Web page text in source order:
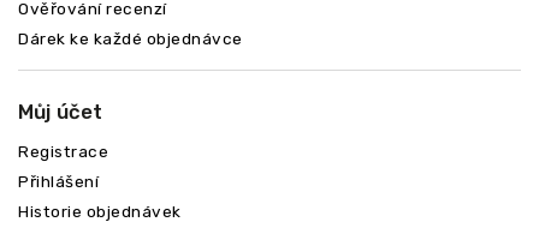
Ověřování recenzí
Dárek ke každé objednávce
Můj účet
Registrace
Přihlášení
Historie objednávek